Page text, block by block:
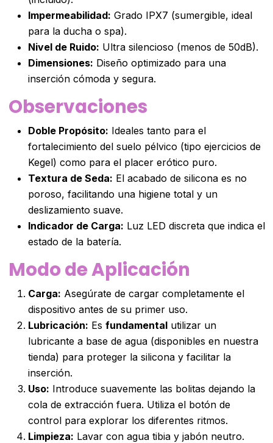
Impermeabilidad: Grado IPX7 (sumergible, ideal
para la ducha o spa).
Nivel de Ruido: Ultra silencioso (menos de 50dB).
Dimensiones: Diseño optimizado para una
inserción cómoda y segura.
Observaciones
Doble Propósito: Ideales tanto para el
fortalecimiento del suelo pélvico (tipo ejercicios de
Kegel) como para el placer erótico puro.
Textura de Seda: El acabado de silicona es no
poroso, facilitando una higiene total y un
deslizamiento suave.
Indicador de Carga: Luz LED discreta que indica el
estado de la batería.
Modo de Aplicación
Carga: Asegúrate de cargar completamente el
dispositivo antes de su primer uso.
Lubricación: Es fundamentalutilizar un
lubricante a base de agua (disponibles en nuestra
tienda) para proteger la silicona y facilitar la
inserción.
Uso: Introduce suavemente las bolitas dejando la
cola de extracción fuera. Utiliza el botón de
control para explorar los diferentes ritmos.
Limpieza: Lavar con agua tibia y jabón neutro.